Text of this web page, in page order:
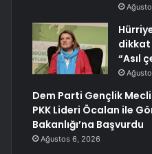
dikkat
“Asıl
Dem Parti Gençlik
PKK Lideri Öcalan ile
Bakanlığı’na Başvurdu
Ağustos 6, 2026